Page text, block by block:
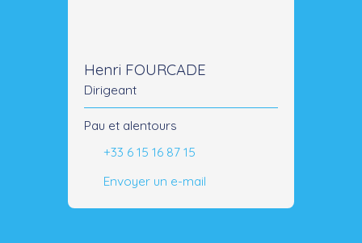
Henri FOURCADE
Dirigeant
Pau et alentours
+33 6 15 16 87 15
Envoyer un e-mail